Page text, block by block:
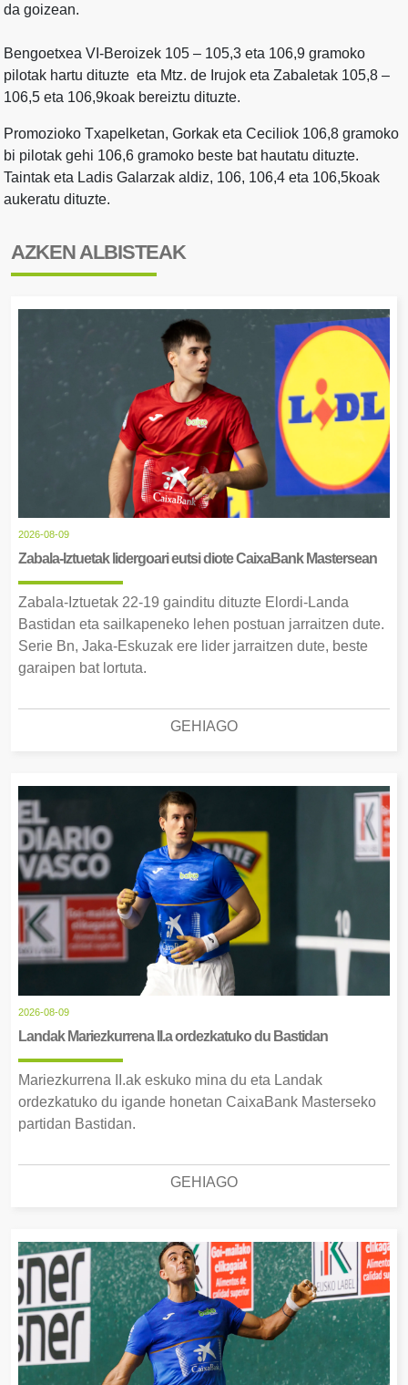
da goizean.
Bengoetxea VI-Beroizek 105 – 105,3 eta 106,9 gramoko
pilotak hartu dituzte eta Mtz. de Irujok eta Zabaletak 105,8 –
106,5 eta 106,9koak bereiztu dituzte.
Promozioko Txapelketan, Gorkak eta Ceciliok 106,8 gramoko
bi pilotak gehi 106,6 gramoko beste bat hautatu dituzte.
Taintak eta Ladis Galarzak aldiz, 106, 106,4 eta 106,5koak
aukeratu dituzte.
AZKEN ALBISTEAK
2026-08-09
Zabala-Iztuetak lidergoari eutsi diote CaixaBank Mastersean
Zabala-Iztuetak 22-19 gainditu dituzte Elordi-Landa
Bastidan eta sailkapeneko lehen postuan jarraitzen dute.
Serie Bn, Jaka-Eskuzak ere lider jarraitzen dute, beste
garaipen bat lortuta.
GEHIAGO
2026-08-09
Landak Mariezkurrena II.a ordezkatuko du Bastidan
Mariezkurrena II.ak eskuko mina du eta Landak
ordezkatuko du igande honetan CaixaBank Masterseko
partidan Bastidan.
GEHIAGO